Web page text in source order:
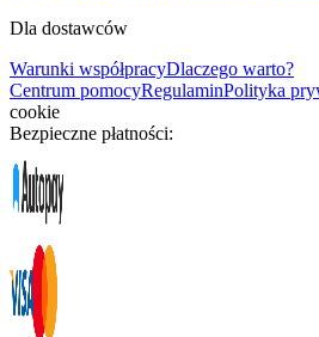
Dla dostawców
Warunki współpracyDlaczego warto?
Centrum pomocyRegulaminPolityka
cookie
Bezpieczne płatności: